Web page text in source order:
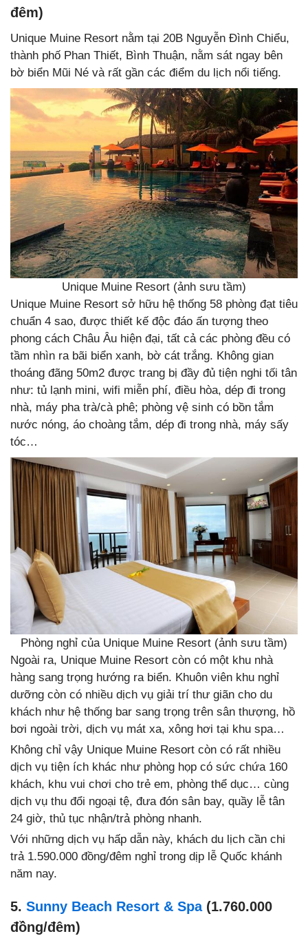
đêm)
Unique Muine Resort nằm tại 20B Nguyễn Đình Chiểu,
thành phố Phan Thiết, Bình Thuận, nằm sát ngay bên
bờ biển Mũi Né và rất gần các điểm du lịch nổi tiếng.
Unique Muine Resort (ảnh sưu tầm)
Unique Muine Resort sở hữu hệ thống 58 phòng đạt tiêu
chuẩn 4 sao, được thiết kế độc đáo ấn tượng theo
phong cách Châu Âu hiện đại, tất cả các phòng đều có
tầm nhìn ra bãi biển xanh, bờ cát trắng. Không gian
thoáng đãng 50m2 được trang bị đầy đủ tiện nghi tối tân
như: tủ lạnh mini, wifi miễn phí, điều hòa, dép đi trong
nhà, máy pha trà/cà phê; phòng vệ sinh có bồn tắm
nước nóng, áo choàng tắm, dép đi trong nhà, máy sấy
tóc…
Phòng nghỉ của Unique Muine Resort (ảnh sưu tầm)
Ngoài ra, Unique Muine Resort còn có một khu nhà
hàng sang trọng hướng ra biển. Khuôn viên khu nghỉ
dưỡng còn có nhiều dịch vụ giải trí thư giãn cho du
khách như hệ thống bar sang trọng trên sân thượng, hồ
bơi ngoài trời, dịch vụ mát xa, xông hơi tại khu spa…
Không chỉ vậy Unique Muine Resort còn có rất nhiều
dịch vụ tiện ích khác như phòng họp có sức chứa 160
khách, khu vui chơi cho trẻ em, phòng thể dục… cùng
dịch vụ thu đổi ngoại tệ, đưa đón sân bay, quầy lễ tân
24 giờ, thủ tục nhận/trả phòng nhanh.
Với những dịch vụ hấp dẫn này, khách du lịch cần chi
trả 1.590.000 đồng/đêm nghỉ trong dịp lễ Quốc khánh
năm nay.
5. Sunny Beach Resort & Spa(1.760.000
đồng/đêm)